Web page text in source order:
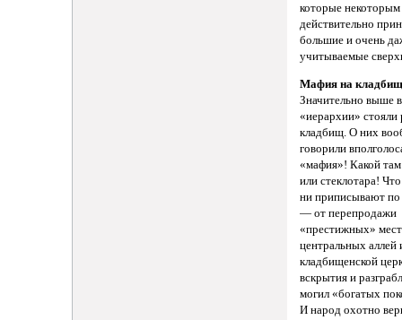
которые некоторым
действительно
большие и очень
учитываемые
Мафия на
Значительно выше в
«иерархии» стояли
кладбищ. О них
говорили
«мафия»! Какой
или стеклотара!
ни приписывают по
— от перепродажи
«престижных»
центральных аллей
кладбищенской
вскрытия и
могил «богатых
И народ охотно